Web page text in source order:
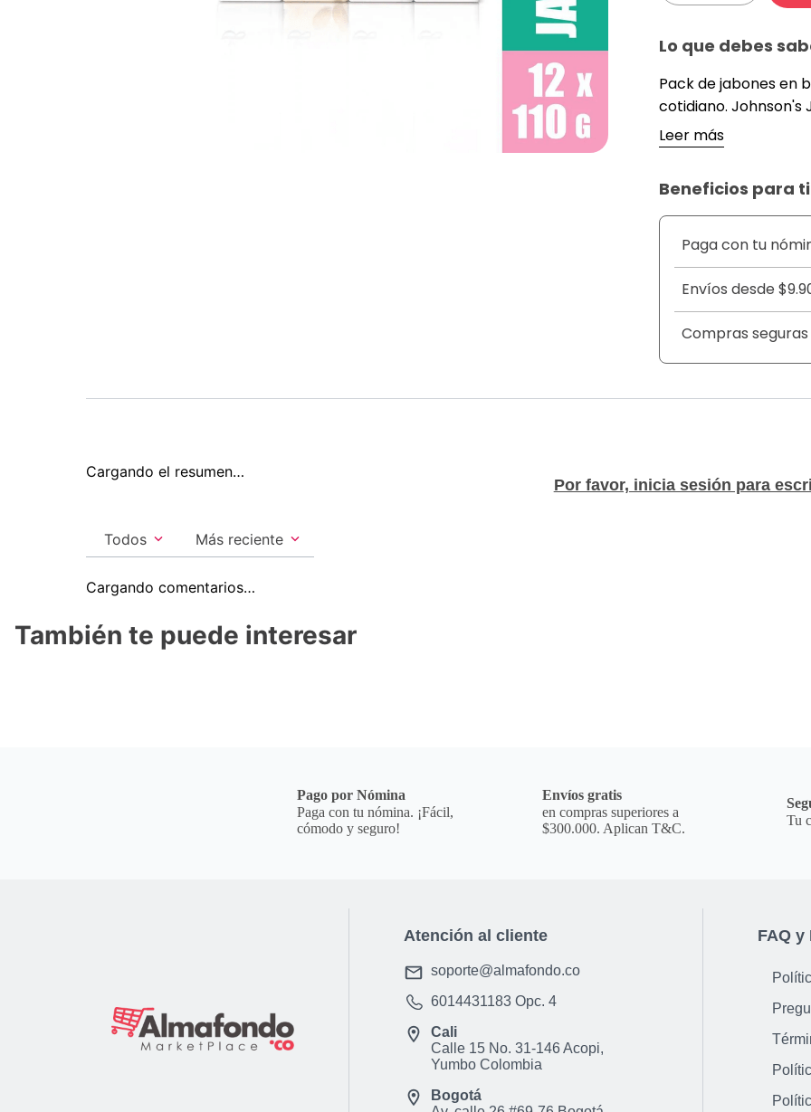
Lo que debes
Pack de jabones en
cotidiano. Johnson's Jabón Surtido 12 Unidades. Cada barra es de
110 g es un
limpieza suave y
gracias a sus agentes
cuatro variedades
satisfacer
jabón perfecto
sándalo, la
nutrición
suaves y seguros para tu piel. El pack incluye 12
mantener tu piel limpia y
Leer más
Beneficios para ti
Paga con tu
Envíos desde
Compras seguras
Cargando el resumen…
Por favor, inicia sesión para
Más reciente
Todos
Cargando comentarios…
También te puede interesar
Pago por Nómina
Paga con tu nómina. ¡Fácil,
cómodo y seguro!
Envíos gratis
en compras superiores a
$300.000. Aplican T&C.
Tu
Atención al cliente
soporte@almafondo.co
6014431183Opc. 4
Cali
Calle 15 No. 31-146 Acopi,
Yumbo Colombia
Bogotá
FAQ y